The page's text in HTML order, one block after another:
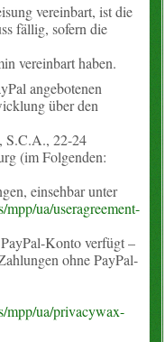
vereinbart, ist die
fällig, sofern die
vereinbart haben.
angebotenen
über den
22-24
(im Folgenden:
einsehbar unter
ua/useragreement-
Konto verfügt –
ohne PayPal-
mpp/ua/privacywax-